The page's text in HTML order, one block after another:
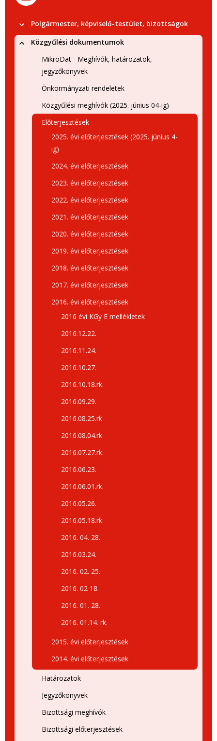
Polgármester, képviselő-testület, bizottságok
Közgyűlési dokumentumok
MikroDat - Meghívók, határozatok,
jegyzőkönyvek
Önkormányzati rendeletek
Közgyűlési meghívók (2025. június 04-ig)
Előterjesztések
2025. évi előterjesztések (2025. június 4-
ig)
2024. évi előterjesztések
2023. évi előterjesztések
2022. évi előterjesztések
2021. évi előterjesztések
2020. évi előterjesztések
2019. évi előterjesztések
2018. évi előterjesztések
2017. évi előterjesztések
2016. évi előterjesztések
2016 évi KGy E mellékletek
2016.12.22.
2016.11.24.
2016.10.27.
2016.10.18.rk.
2016.09.29.
2016.08.25.rk
2016.08.04.rk
2016.07.27.rk.
2016.06.23.
2016.06.01.rk.
2016.05.26.
2016.05.18.rk
2016. 04. 28.
2016.03.24.
2016. 02. 25.
2016. 02 18.
2016. 01. 28.
2016. 01.14. rk.
2015. évi előterjesztések
2014. évi előterjesztések
Határozatok
Jegyzőkönyvek
Bizottsági meghívók
Bizottsági előterjesztések